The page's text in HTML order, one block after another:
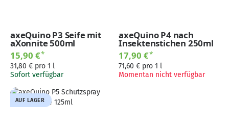
axeQuino P3 Seife mit
aXonnite 500ml
15,90 €*
31,80 € pro 1 l
Sofort verfügbar
axeQuino P4 nach
Insektenstichen 250ml
17,90 €*
71,60 € pro 1 l
Momentan nicht verfügbar
AUF LAGER